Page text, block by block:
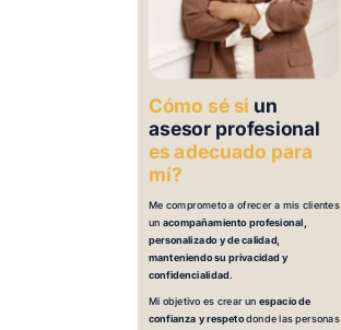
Cómo sé si un
asesor profesional
es adecuado para
mí?
Me comprometo a ofrecer a mis clientes
unacompañamiento profesional,
personalizado y de calidad,
manteniendo su privacidad y
confidencialidad.
Mi objetivo es crear unespacio de
confianza y respetodonde las personas